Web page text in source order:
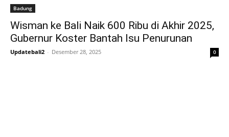
Badung
Wisman ke Bali Naik 600 Ribu di Akhir 2025,
Gubernur Koster Bantah Isu Penurunan
Updatebali2 - Desember 28, 2025 0